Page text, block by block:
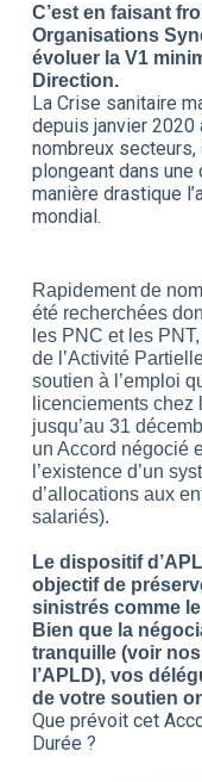
C’est en faisant
Organisations
évoluer la V1
Direction.
La Crise sanitaire
depuis janvier 2020
nombreux secteurs,
plongeant dans
manière drastique
mondial.
Rapidement de
été recherchées
les PNC et les
de l’Activité
soutien à l’emploi
licenciements chez
jusqu’au 31
un Accord négocié
l’existence d’un
d’allocations aux
salariés).
Le dispositif
objectif de
sinistrés comme
Bien que la
tranquille (voir
l’APLD), vos
de votre soutien
Que prévoit cet
Durée ?